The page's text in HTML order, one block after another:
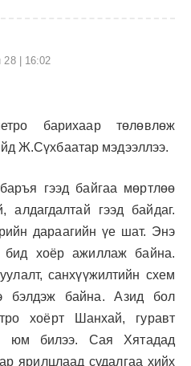
28 | 16:02
барихаар төлөвлөж
Ж.Сүхбаатар мэдээллээ.
гээд байгаа мөртлөө
алдагдалтай гээд байдаг.
дараагийн үе шат. Энэ
бид хоёр ажиллаж байна.
санхүүжилтийн схем
бэлдэж байна. Азид бол
хоёрт Шанхай, гуравт
юм билээ. Сая Хятадад
ярилцлаад судалгаа хийх